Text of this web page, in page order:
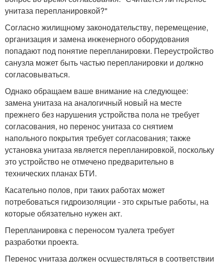
унитаза перепланировкой?"
Согласно жилищному законодательству, перемещение,
организация и замена инженерного оборудования
попадают под понятие перепланировки. Переустройство
санузла может быть частью перепланировки и должно
согласовываться.
Однако обращаем ваше внимание на следующее:
замена унитаза на аналогичный новый на месте
прежнего без нарушения устройства пола не требует
согласования, но перенос унитаза со снятием
напольного покрытия требует согласования; также
установка унитаза является перепланировкой, поскольку
это устройство не отмечено предварительно в
технических планах БТИ.
Касательно полов, при таких работах может
потребоваться гидроизоляции - это скрытые работы, на
которые обязательно нужен акт.
Перепланировка с переносом туалета требует
разработки проекта.
Перенос унитаза должен осуществляться в соответствии